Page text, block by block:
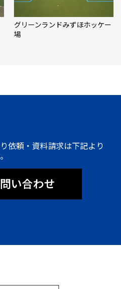
グリーンランドみずほホッケー
場
依頼・資料請求は下記より
い合わせ